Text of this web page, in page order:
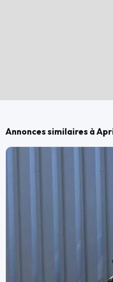
Annonces similaires à